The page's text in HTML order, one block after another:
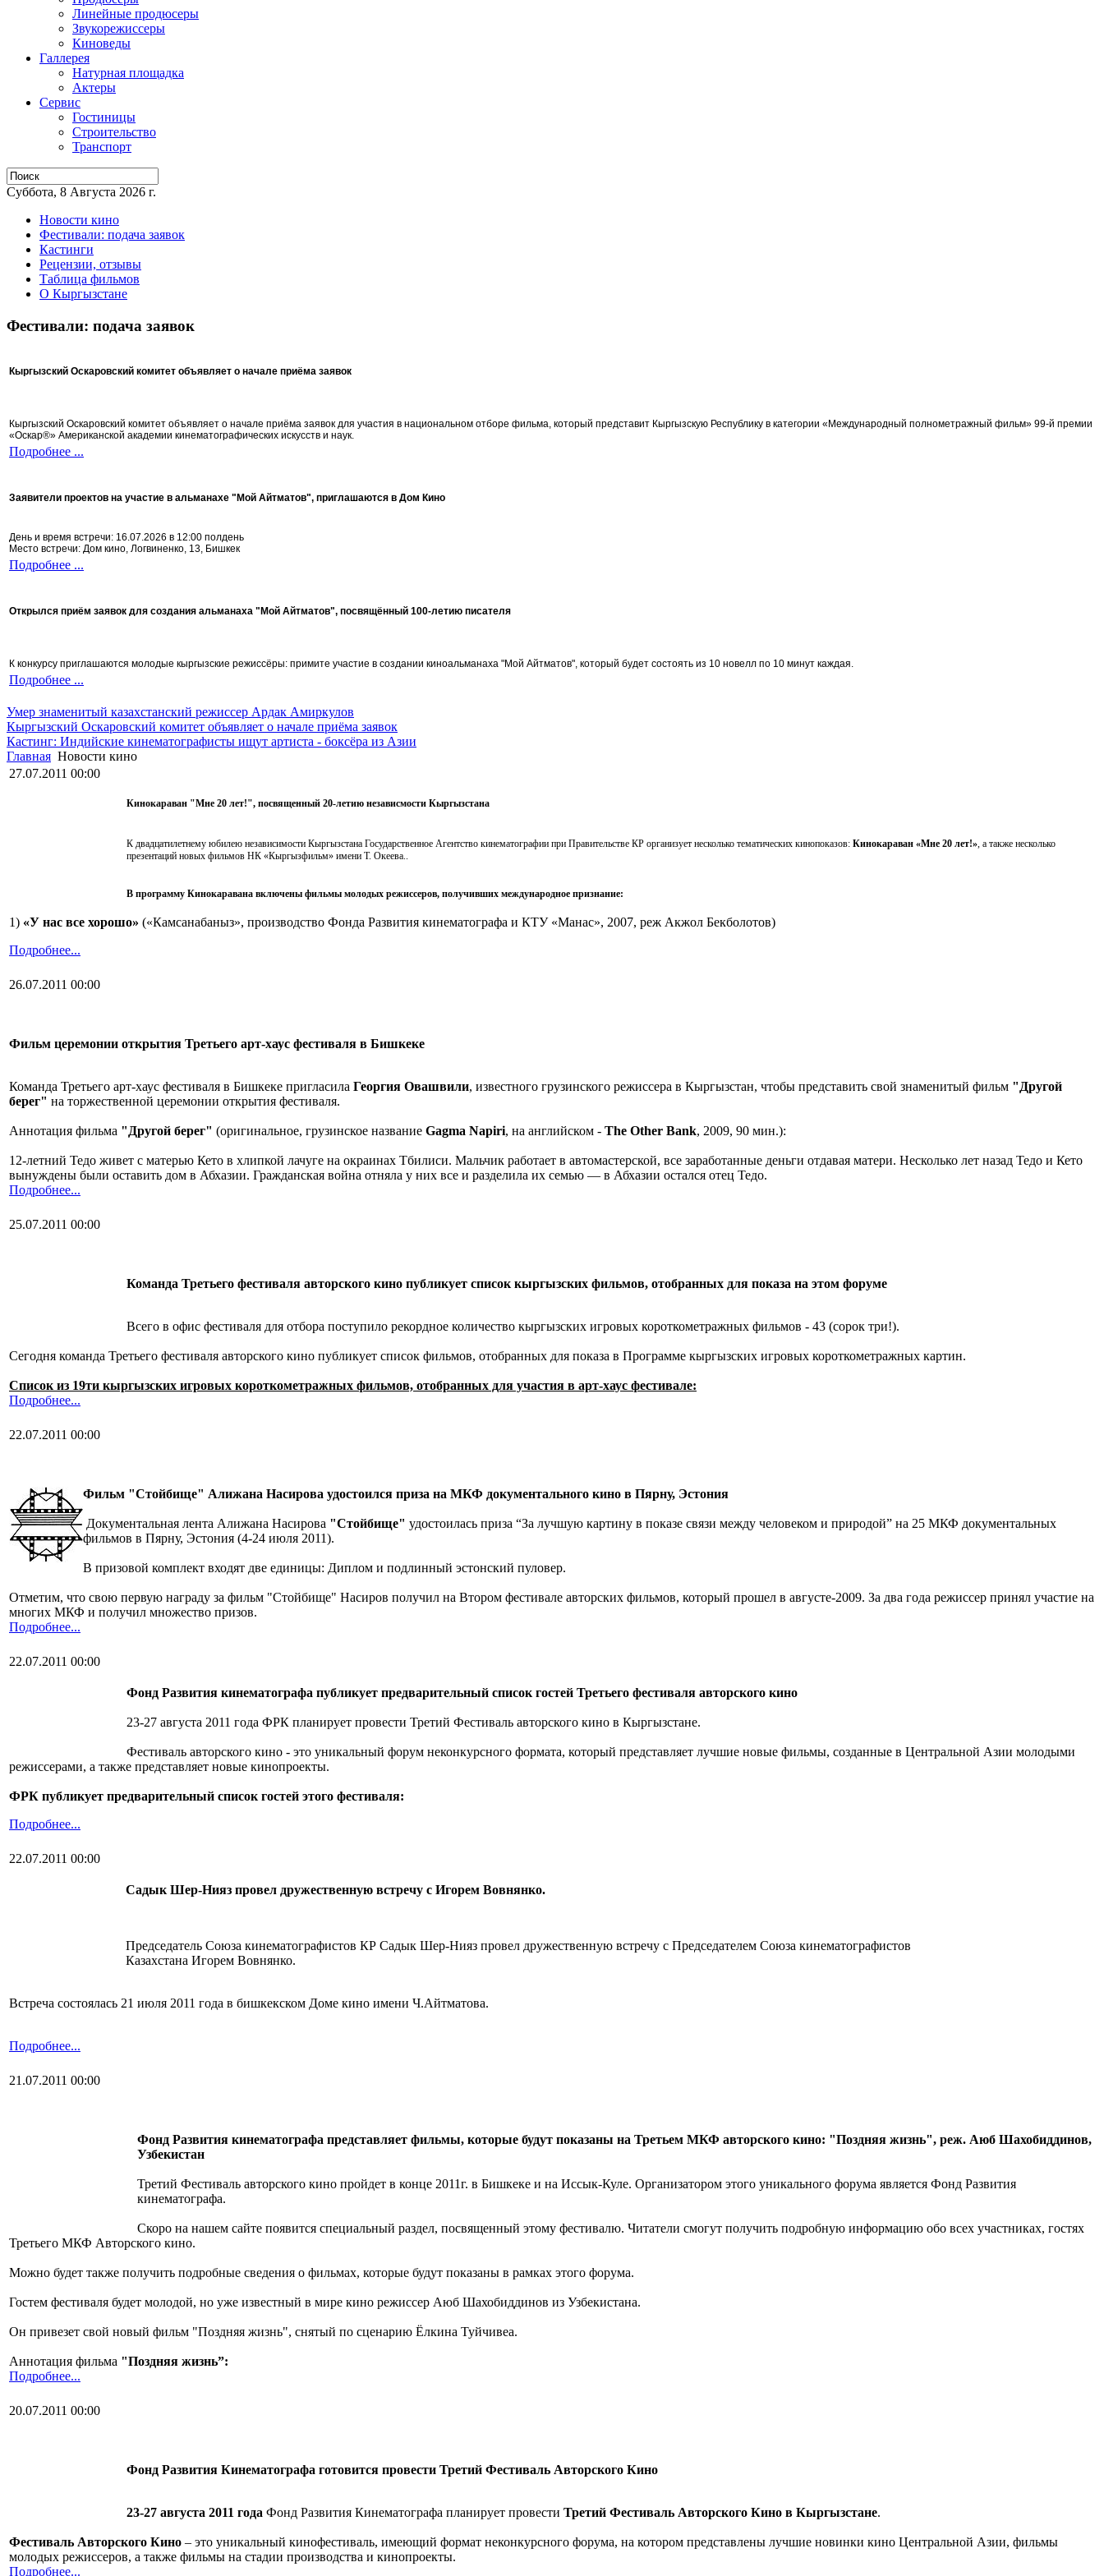
Линейные продюсеры
Звукорежиссеры
Киноведы
Галлерея
Натурная площадка
Актеры
Сервис
Гостиницы
Строительство
Транспорт
Суббота, 8 Августа 2026 г.
Новости кино
Фестивали: подача заявок
Кастинги
Рецензии, отзывы
Таблица фильмов
О Кыргызстане
Фестивали: подача заявок
Кыргызский Оскаровский комитет объявляет о начале приёма заявок
Кыргызский Оскаровский комитет объявляет о начале приёма заявок для участия в национальном отборе фильма, который представит Кыргызскую Республику в категории «Международный полнометражный фильм» 99-й премии
«Оскар®» Американской академии кинематографических искусств и наук.
Подробнее ...
Заявители проектов на участие в альманахе "Мой Айтматов", приглашаются в Дом Кино
День и время встречи: 16.07.2026 в 12:00 полдень
Место встречи: Дом кино, Логвиненко, 13, Бишкек
Подробнее ...
Открылся приём заявок для создания альманаха "Мой Айтматов", посвящённый 100-летию писателя
К конкурсу приглашаются молодые кыргызские режиссёры: примите участие в создании киноальманаха "Мой Айтматов", который будет состоять из 10 новелл по 10 минут каждая.
Подробнее ...
Умер знаменитый казахстанский режиссер Ардак Амиркулов
Кыргызский Оскаровский комитет объявляет о начале приёма заявок
Кастинг: Индийские кинематографисты ищут артиста - боксёра из Азии
Главная Новости кино
27.07.2011 00:00
Кинокараван "Мне 20 лет!", посвященный 20-летию независмости Кыргызстана
К двадцатилетнему юбилею независимости Кыргызстана Государственное Агентство кинематографии при Правительстве КР организует несколько тематических кинопоказов: Кинокараван «Мне 20 лет!», а также несколько
презентаций новых фильмов НК «Кыргызфильм» имени Т. Океева..
В программу Кинокаравана включены фильмы молодых режиссеров, получивших международное признание:
1) «У нас все хорошо» («Камсанабаныз», производство Фонда Развития кинематографа и КТУ «Манас», 2007, реж Акжол Бекболотов)
Подробнее...
26.07.2011 00:00
Фильм церемонии открытия Третьего арт-хаус фестиваля в Бишкеке
Команда Третьего арт-хаус фестиваля в Бишкеке пригласила Георгия Овашвили, известного грузинского режиссера в Кыргызстан, чтобы представить свой знаменитый фильм "Другой
берег" на торжественной церемонии открытия фестиваля.
Аннотация фильма "Другой берег" (оригинальное, грузинское название Gagma Napiri, на английском - The Other Bank, 2009, 90 мин.):
12-летний Тедо живет с матерью Кето в хлипкой лачуге на окраинах Тбилиси. Мальчик работает в автомастерской, все заработанные деньги отдавая матери. Несколько лет назад Тедо и Кето
вынуждены были оставить дом в Абхазии. Гражданская война отняла у них все и разделила их семью — в Абхазии остался отец Тедо.
Подробнее...
25.07.2011 00:00
Команда Третьего фестиваля авторского кино публикует список кыргызских фильмов, отобранных для показа на этом форуме
Всего в офис фестиваля для отбора поступило рекордное количество кыргызских игровых короткометражных фильмов - 43 (сорок три!).
Сегодня команда Третьего фестиваля авторского кино публикует список фильмов, отобранных для показа в Программе кыргызских игровых короткометражных картин.
Список из 19ти кыргызских игровых короткометражных фильмов, отобранных для участия в арт-хаус фестивале:
Подробнее...
22.07.2011 00:00
Фильм "Стойбище" Алижана Насирова удостоился приза на МКФ документального кино в Пярну, Эстония
Документальная лента Алижана Насирова "Стойбище" удостоилась приза “За лучшую картину в показе связи между человеком и природой” на 25 МКФ документальных
фильмов в Пярну, Эстония (4-24 июля 2011).
В призовой комплект входят две единицы: Диплом и подлинный эстонский пуловер.
Отметим, что свою первую награду за фильм "Стойбище" Насиров получил на Втором фестивале авторских фильмов, который прошел в августе-2009. За два года режиссер принял участие на
многих МКФ и получил множество призов.
Подробнее...
22.07.2011 00:00
Фонд Развития кинематографа публикует предварительный список гостей Третьего фестиваля авторского кино
23-27 августа 2011 года ФРК планирует провести Третий Фестиваль авторского кино в Кыргызстане.
Фестиваль авторского кино - это уникальный форум неконкурсного формата, который представляет лучшие новые фильмы, созданные в Центральной Азии молодыми
режиссерами, а также представляет новые кинопроекты.
ФРК публикует предварительный список гостей этого фестиваля:
Подробнее...
22.07.2011 00:00
Садык Шер-Нияз провел дружественную встречу с Игорем Вовнянко.
Председатель Союза кинематографистов КР Садык Шер-Нияз провел дружественную встречу с Председателем Союза кинематографистов
Казахстана Игорем Вовнянко.
Встреча состоялась 21 июля 2011 года в бишкекском Доме кино имени Ч.Айтматова.
Подробнее...
21.07.2011 00:00
Фонд Развития кинематографа представляет фильмы, которые будут показаны на Третьем МКФ авторского кино: "Поздняя жизнь", реж. Аюб Шахобиддинов,
Узбекистан
Третий Фестиваль авторского кино пройдет в конце 2011г. в Бишкеке и на Иссык-Куле. Организатором этого уникального форума является Фонд Развития
кинематографа.
Скоро на нашем сайте появится специальный раздел, посвященный этому фестивалю. Читатели смогут получить подробную информацию обо всех участниках, гостях
Третьего МКФ Авторского кино.
Можно будет также получить подробные сведения о фильмах, которые будут показаны в рамках этого форума.
Гостем фестиваля будет молодой, но уже известный в мире кино режиссер Аюб Шахобиддинов из Узбекистана.
Он привезет свой новый фильм "Поздняя жизнь", снятый по сценарию Ёлкина Туйчивеа.
Аннотация фильма "Поздняя жизнь”:
Подробнее...
20.07.2011 00:00
Фонд Развития Кинематографа готовится провести Третий Фестиваль Авторского Кино
23-27 августа 2011 года Фонд Развития Кинематографа планирует провести Третий Фестиваль Авторского Кино в Кыргызстане.
Фестиваль Авторского Кино – это уникальный кинофестиваль, имеющий формат неконкурсного форума, на котором представлены лучшие новинки кино Центральной Азии, фильмы
молодых режиссеров, а также фильмы на стадии производства и кинопроекты.
Подробнее...